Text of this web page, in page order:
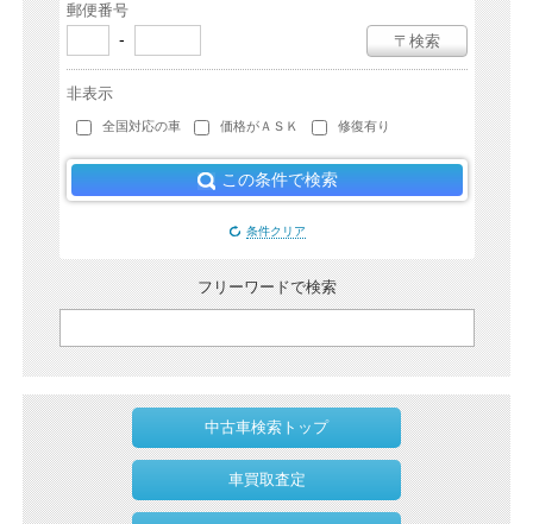
郵便番号
- 〒検索
非表示
全国対応の車 価格がＡＳＫ 修復有り
この条件で検索
条件クリア
フリーワードで検索
中古車検索トップ
車買取査定